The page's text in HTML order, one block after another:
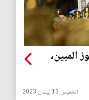
المبين،
الخميس 13 نيسان 2023